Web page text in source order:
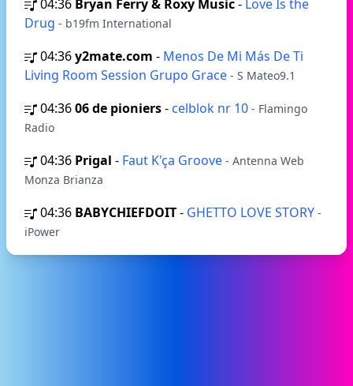
04:36 Bryan Ferry & Roxy Music- Love Is the
Drug - b19fm International
04:36y2mate.com - Menos De Mi Más De Ti
Living Room Session Grupo Grace - S Mateo9.1
04:3606 de pioniers- celblok nr 10 - Flamingo
Radio
04:36 Prigal - Faut K'ça Groove - Antenna Web
Monza Brianza
04:36 BABYCHIEFDOIT- GHETTO LOVE STORY -
iPower